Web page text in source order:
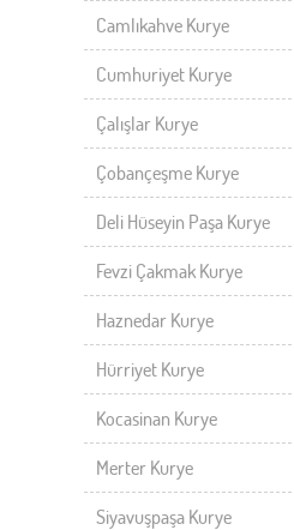
Camlıkahve Kurye
Cumhuriyet Kurye
Çalışlar Kurye
Çobançeşme Kurye
Deli Hüseyin Paşa Kurye
Fevzi Çakmak Kurye
Haznedar Kurye
Hürriyet Kurye
Kocasinan Kurye
Merter Kurye
Siyavuşpaşa Kurye